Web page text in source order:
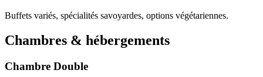
Buffets variés, spécialités savoyardes, options végétariennes.
Chambres & hébergements
Chambre Double